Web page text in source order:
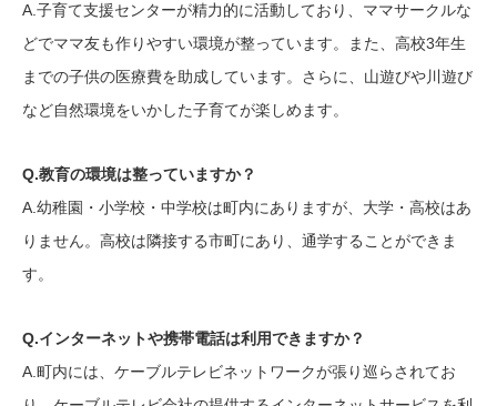
A.子育て支援センターが精力的に活動しており、ママサークルな
どでママ友も作りやすい環境が整っています。また、高校3年生
までの子供の医療費を助成しています。さらに、山遊びや川遊び
など自然環境をいかした子育てが楽しめます。
Q.教育の環境は整っていますか？
A.幼稚園・小学校・中学校は町内にありますが、大学・高校はあ
りません。高校は隣接する市町にあり、通学することができま
す。
Q.インターネットや携帯電話は利用できますか？
A.町内には、ケーブルテレビネットワークが張り巡らされてお